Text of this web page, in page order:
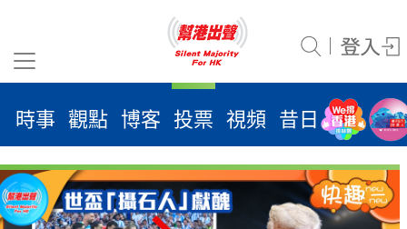
2026
年 8
月 6
日
時事 觀點 博客 投票 視頻 昔日 系列